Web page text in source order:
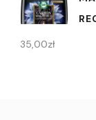
35,00zł